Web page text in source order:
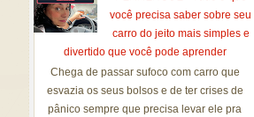
você precisa saber sobre seu
carro do jeito mais simples e
divertido que você pode aprender
Chega de passar sufoco com carro que
esvazia os seus bolsos e de ter crises de
pânico sempre que precisa levar ele pra